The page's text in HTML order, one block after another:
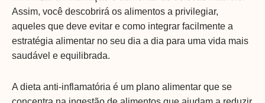
Assim, você descobrirá os alimentos a privilegiar,
aqueles que deve evitar e como integrar facilmente a
estratégia alimentar no seu dia a dia para uma vida mais
saudável e equilibrada.
A dieta anti-inflamatória é um plano alimentar que se